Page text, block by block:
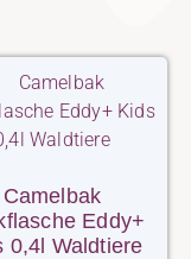
Camelbak
Eddy+
0,4l Waldtiere